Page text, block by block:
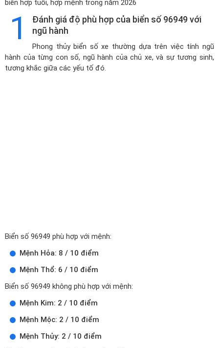
biển hợp tuổi, hợp mệnh trong năm 2026
1
Đánh giá độ phù hợp của biển số 96949 với
ngũ hành
Phong thủy biển số xe thường dựa trên việc tính ngũ
hành của từng con số, ngũ hành của chủ xe, và sự tương sinh,
tương khắc giữa các yếu tố đó.
Biển số 96949 phù hợp với mệnh:
Mệnh Hỏa: 8 / 10 điểm
Mệnh Thổ: 6 / 10 điểm
Biển số 96949 không phù hợp với mệnh:
Mệnh Kim: 2 / 10 điểm
Mệnh Mộc: 2 / 10 điểm
Mệnh Thủy: 2 / 10 điểm